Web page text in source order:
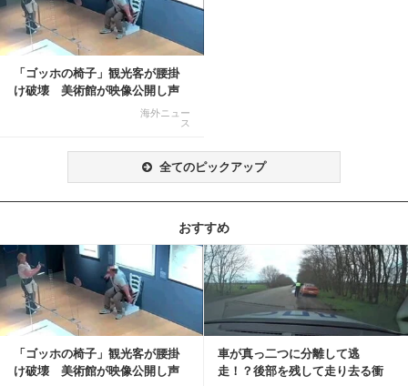
「ゴッホの椅子」観光客が腰掛
け破壊 美術館が映像公開し声
海外ニュー
ス
全てのピックアップ
おすすめ
「ゴッホの椅子」観光客が腰掛
け破壊 美術館が映像公開し声
車が真っ二つに分離して逃
走！？後部を残して走り去る衝
記事を読む